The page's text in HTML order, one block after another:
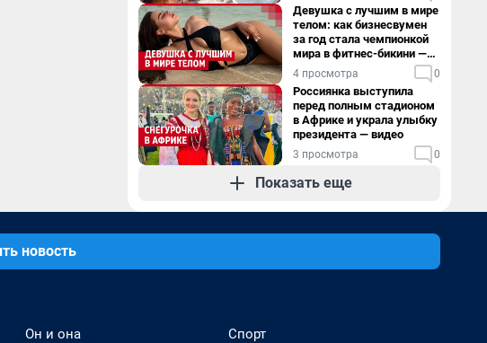
Девушка с лучшим в мире
телом: как бизнесвумен
за год стала чемпионкой
мира в фитнес-бикини —
видео
4 просмотра 0
Россиянка выступила
перед полным стадионом
в Африке и украла улыбку
президента — видео
3 просмотра 0
Показать еще
новость
Он и она
Спорт